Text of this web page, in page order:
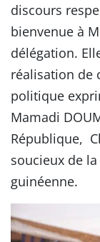
discours
bienvenue à
délégation.
réalisation de
politique
Mamadi
République,
soucieux de
guinéenne.